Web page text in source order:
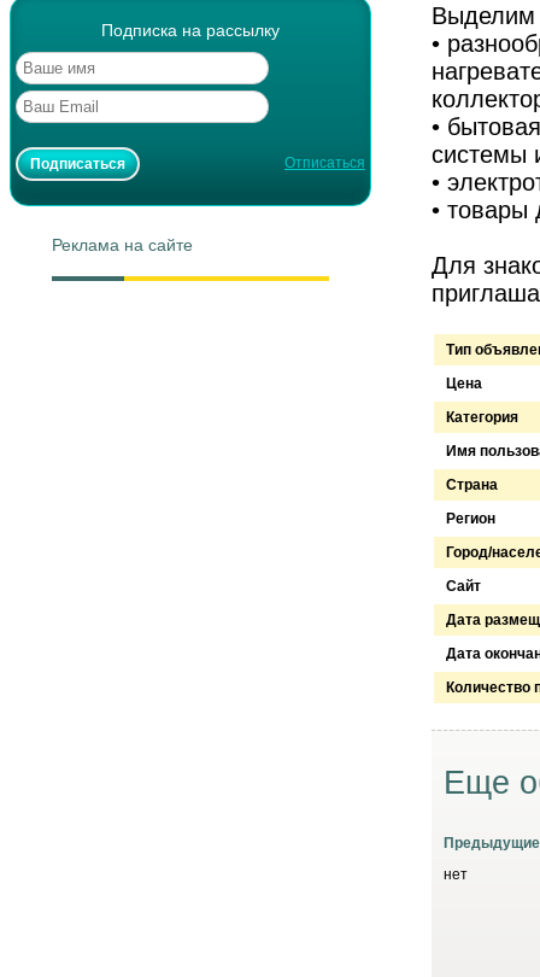
Подписка на рассылку
Отписаться
Реклама на сайте
Выделим
•
•
системы
•
•
Для
Тип
Цена
Категория
Имя
Страна
Регион
Город/
Сайт
Дата
Дата
Количество
Еще
Предыдущие
нет